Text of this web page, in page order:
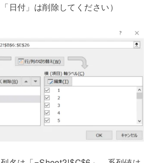
日付」は削除してください）